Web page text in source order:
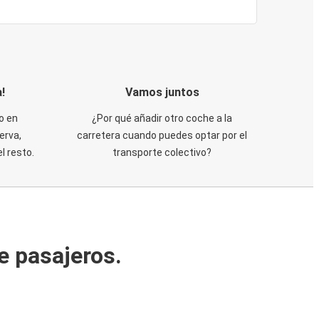
en
resto.
Vamos juntos
¿Por qué añadir otro coche a la
carretera cuando puedes optar por el
transporte colectivo?
pasajeros.